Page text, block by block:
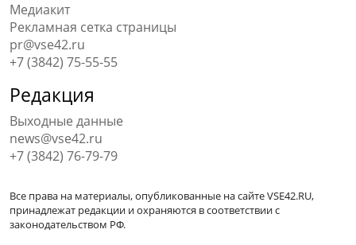
Медиакит
Рекламная сетка страницы
pr@vse42.ru
+7 (3842) 75-55-55
Редакция
Выходные данные
news@vse42.ru
+7 (3842) 76-79-79
Все права на материалы, опубликованные на сайте VSE42.RU,
принадлежат редакции и охраняются в соответствии с
законодательством РФ.